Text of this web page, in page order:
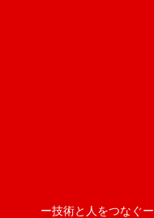
ー技術と人をつなぐー